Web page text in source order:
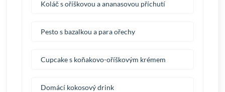
Koláč s oříškovou a ananasovou příchutí
Pesto s bazalkou a para ořechy
Cupcake s koňakovo-oříškovým krémem
Domácí kokosový drink